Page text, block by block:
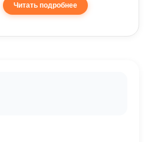
Читать подробнее